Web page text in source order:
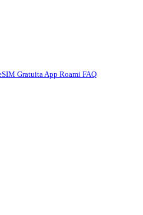
GratuitaApp Roami FAQ